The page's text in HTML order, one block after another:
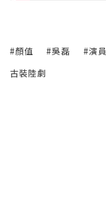
#顏值 #吳磊 #演員
古裝陸劇